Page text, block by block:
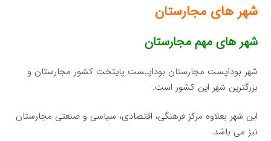
شهر های مجارستان
شهر های مهم مجارستان
شهر بوداپست مجارستان بوداپـِست پایتخت کشور مجارستان و
بزرگترین شهر این کشور است.
این شهر بعلاوه مرکز فرهنگی، اقتصادی، سیاسی و صنعتی مجارستان
نیز می باشد.